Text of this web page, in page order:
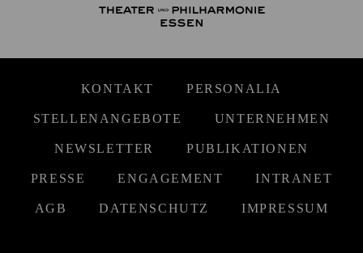
KONTAKT PERSONALIA
STELLENANGEBOTE UNTERNEHMEN
NEWSLETTER PUBLIKATIONEN
PRESSE ENGAGEMENT INTRANET
AGB DATENSCHUTZ IMPRESSUM